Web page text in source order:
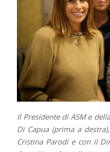
Il Presidente di ASM e
Di Capua (prima a
Cristina Parodi e con il